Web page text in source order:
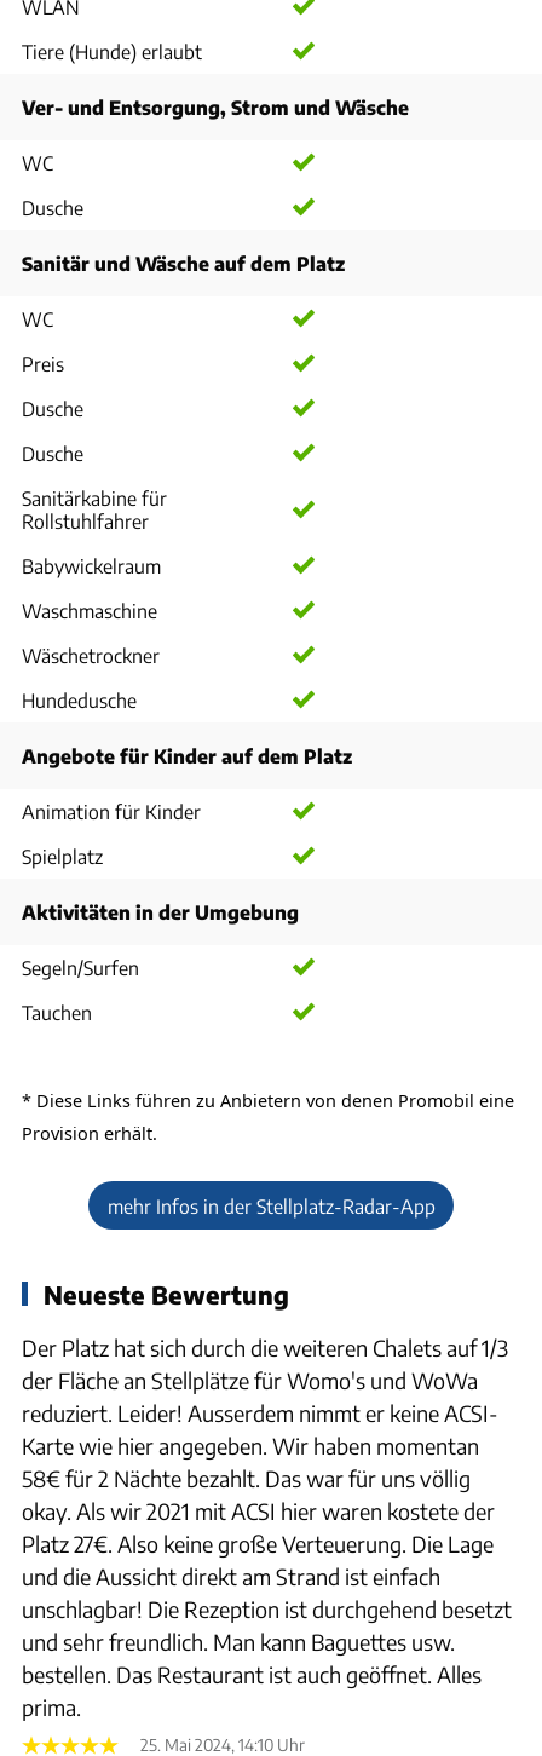
WLAN
Tiere (Hunde) erlaubt
Ver- und Entsorgung, Strom und Wäsche
WC
Dusche
Sanitär und Wäsche auf dem Platz
WC
Preis
Dusche
Dusche
Sanitärkabine für
Rollstuhlfahrer
Babywickelraum
Waschmaschine
Wäschetrockner
Hundedusche
Angebote für Kinder auf dem Platz
Animation für Kinder
Spielplatz
Aktivitäten in der Umgebung
Segeln/Surfen
Tauchen
* Diese Links führen zu Anbietern von denen Promobil eine
Provision erhält.
mehr Infos in der Stellplatz-Radar-App
Neueste Bewertung
Der Platz hat sich durch die weiteren Chalets auf 1/3
der Fläche an Stellplätze für Womo's und WoWa
reduziert. Leider! Ausserdem nimmt er keine ACSI-
Karte wie hier angegeben. Wir haben momentan
58€ für 2 Nächte bezahlt. Das war für uns völlig
okay. Als wir 2021 mit ACSI hier waren kostete der
Platz 27€. Also keine große Verteuerung. Die Lage
und die Aussicht direkt am Strand ist einfach
unschlagbar! Die Rezeption ist durchgehend besetzt
und sehr freundlich. Man kann Baguettes usw.
bestellen. Das Restaurant ist auch geöffnet. Alles
prima.
25. Mai 2024, 14:10 Uhr